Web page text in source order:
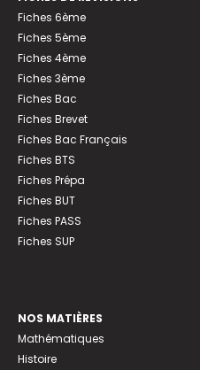
Fiches 6ème
Fiches 5ème
Fiches 4ème
Fiches 3ème
Fiches Bac
Fiches Brevet
Fiches Bac Français
Fiches BTS
Fiches Prépa
Fiches BUT
Fiches PASS
Fiches SUP
NOS MATIÈRES
Mathématiques
Histoire